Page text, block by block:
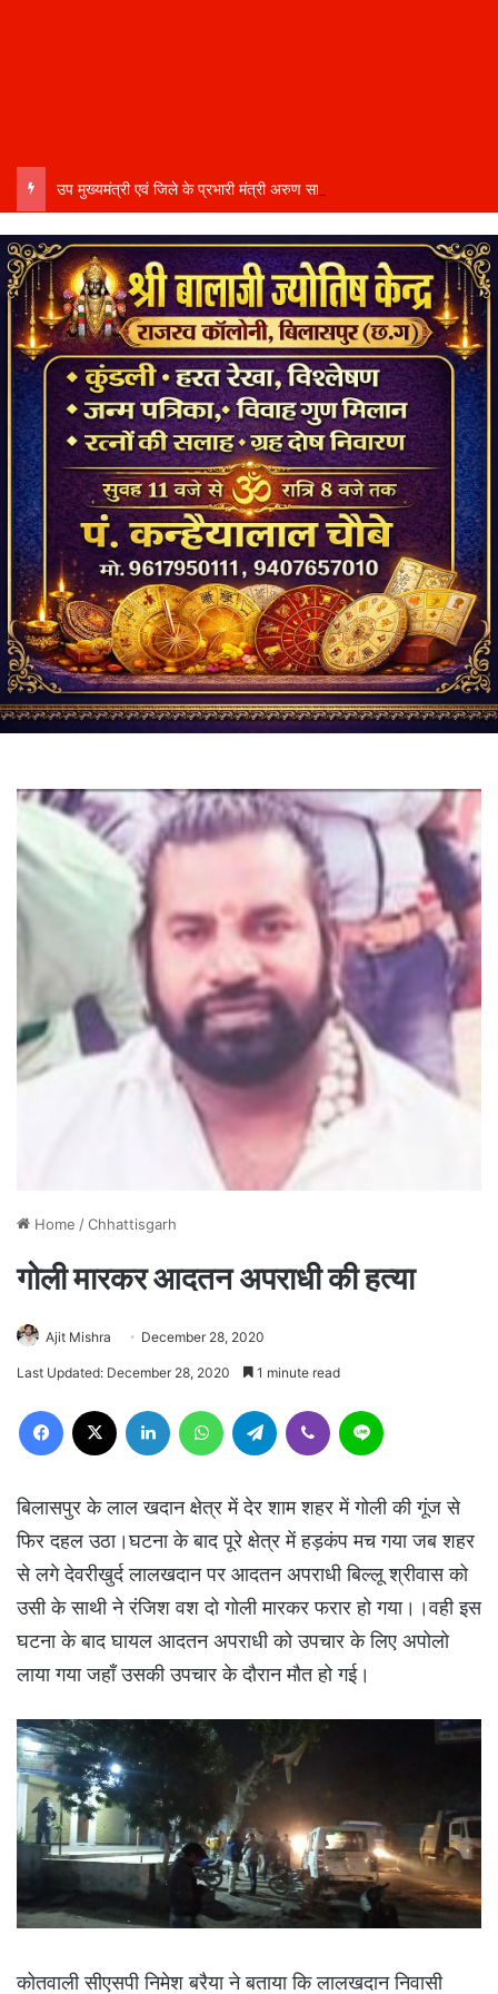
Home /Chhattisgarh
गोली मारकर आदतन अपराधी की हत्या
Ajit Mishra December 28, 2020
Last Updated: December 28, 2020 1 minute read
Facebook LinkedIn WhatsAppTelegram Viber
बिलासपुर के लाल खदान क्षेत्र में देर शाम शहर में गोली की गूंज से
फिर दहल उठा।घटना के बाद पूरे क्षेत्र में हड़कंप मच गया जब शहर
से लगे देवरीखुर्द लालखदान पर आदतन अपराधी बिल्लू श्रीवास को
उसी के साथी ने रंजिश वश दो गोली मारकर फरार हो गया।।वही इस
घटना के बाद घायल आदतन अपराधी को उपचार के लिए अपोलो
लाया गया जहाँ उसकी उपचार के दौरान मौत हो गई।
कोतवाली सीएसपी निमेश बरैया ने बताया कि लालखदान निवासी